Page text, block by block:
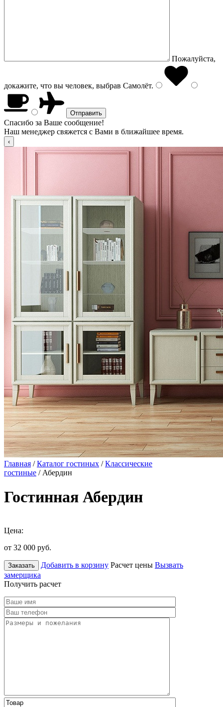
Пожалуйста,
докажите, что вы человек, выбрав Самолёт.
Спасибо за Ваше сообщение!
Наш менеджер свяжется с Вами в ближайшее время.
Главная /Каталог гостиных /Классические
гостиные / Абердин
Гостинная Абердин
Цена:
от 32 000 руб.
Заказать Добавить в корзину Расчет цены Вызвать
замерщика
Получить расчет